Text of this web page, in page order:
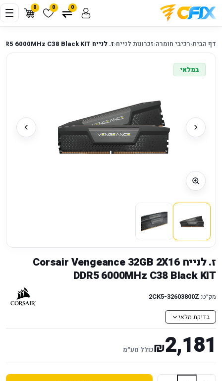
0 0 0
דף הבית‹רכיבי חומרה‹זכרונות לנייח‹ז. לנייח Corsair Vengeance 32GB 2X16 DDR5 6000MHz C38 Black KIT
במלאי
ז. לנייח Corsair Vengeance 32GB 2X16
DDR5 6000MHz C38 Black KIT
מק״ט: 2CK5-32603800Z
בדיקת מלאי
2,181
₪כולל מע״מ